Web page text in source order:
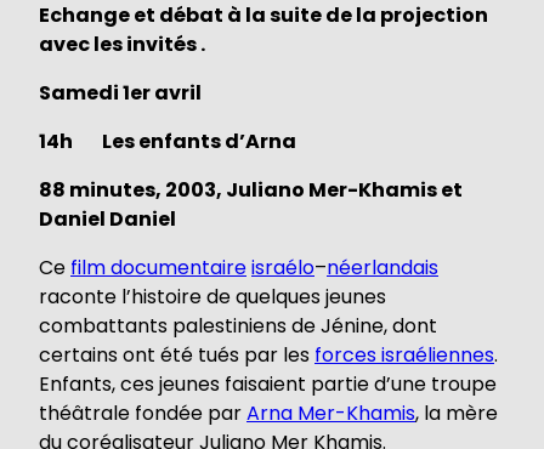
Echange et débat à la suite de la projection
avec les invités .
Samedi 1er avril
14h
Les enfants d’Arna
88 minutes, 2003, Juliano Mer-Khamis et
Daniel Daniel
Ce film documentaireisraélo–néerlandais
raconte l’histoire de quelques jeunes
combattants palestiniens de Jénine, dont
certains ont été tués par les forces israéliennes.
Enfants, ces jeunes faisaient partie d’une troupe
théâtrale fondée parArna Mer-Khamis, la mère
du coréalisateur Juliano Mer Khamis.